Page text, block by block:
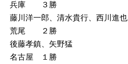
兵庫 ３勝
藤川洋一郎、清水貴行、西川進也
荒尾 ２勝
後藤孝鎮、矢野猛
名古屋 １勝